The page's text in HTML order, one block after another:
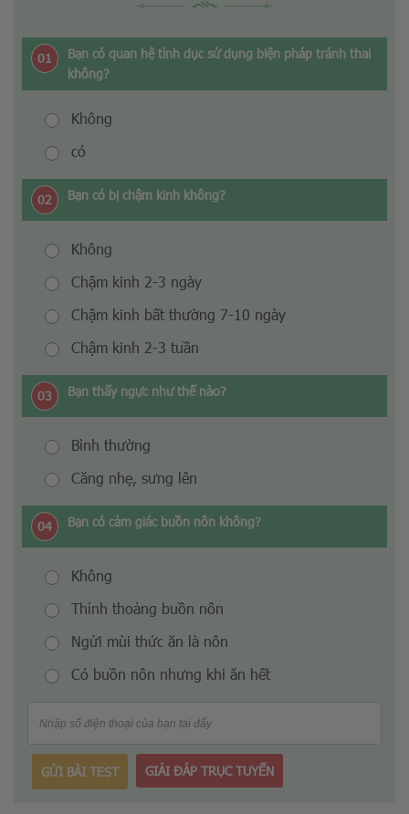
01
Bạn có quan hệ tình dục sử dụng biện pháp tránh thai
không?
Không
có
02 Bạn có bị chậm kinh không?
Không
Chậm kinh 2-3 ngày
Chậm kinh bất thường 7-10 ngày
Chậm kinh 2-3 tuần
03 Bạn thấy ngực như thế nào?
Bình thường
Căng nhẹ, sưng lên
04 Bạn có cảm giác buồn nôn không?
Không
Thỉnh thoảng buồn nôn
Ngửi mùi thức ăn là nôn
Có buồn nôn nhưng khi ăn hết
GỬI BÀI TEST GIẢI ĐÁP TRỤC TUYẾN